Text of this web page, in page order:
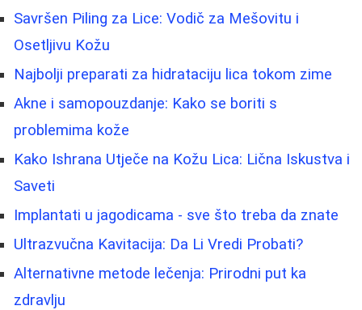
Savršen Piling za Lice: Vodič za Mešovitu i
Osetljivu Kožu
Najbolji preparati za hidrataciju lica tokom zime
Akne i samopouzdanje: Kako se boriti s
problemima kože
Kako Ishrana Utječe na Kožu Lica: Lična Iskustva i
Saveti
Implantati u jagodicama - sve što treba da znate
Ultrazvučna Kavitacija: Da Li Vredi Probati?
Alternativne metode lečenja: Prirodni put ka
zdravlju